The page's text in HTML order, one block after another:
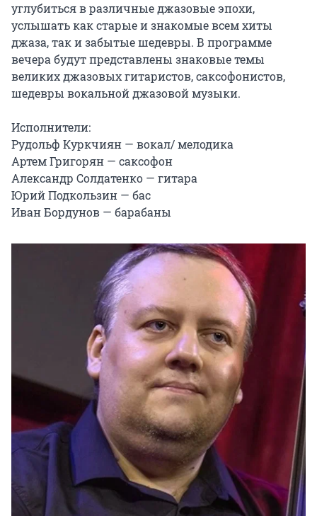
углубиться в различные джазовые эпохи,
услышать как старые и знакомые всем хиты
джаза, так и забытые шедевры. В программе
вечера будут представлены знаковые темы
великих джазовых гитаристов, саксофонистов,
шедевры вокальной джазовой музыки.
Исполнители:
Рудольф Куркчиян — вокал/ мелодика
Артем Григорян — саксофон
Александр Солдатенко — гитара
Юрий Подкользин — бас
Иван Бордунов — барабаны